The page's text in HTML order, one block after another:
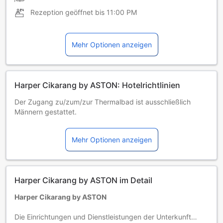
Rezeption geöffnet bis 11:00 PM
Mehr Optionen anzeigen
Harper Cikarang by ASTON: Hotelrichtlinien
Der Zugang zu/zum/zur Thermalbad ist ausschließlich
Männern gestattet.
0 bis 5 Jahre alte Kleinkinder
Übernachten kostenlos, wenn vorhandene Betten genutzt
werden. Hinweis: Kinderbetten sind in begrenzter Anzahl
verfügbar und möglicherweise mit einer Zusatzgebühr
Kinder von 6 bis einschließlich 11 Jahren
benutzt.
Mehr Optionen anzeigen
Harper Cikarang by ASTON im Detail
Harper Cikarang by ASTON
Die Einrichtungen und Dienstleistungen der Unterkunft